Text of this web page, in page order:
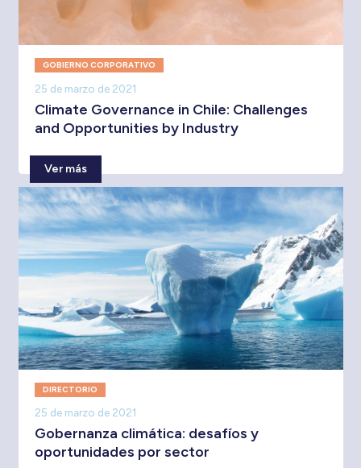
GOBIERNO CORPORATIVO
25 de marzo de 2021
Climate Governance in Chile: Challenges
and Opportunities by Industry
Ver más
DIRECTORIO
25 de marzo de 2021
Gobernanza climática: desafíos y
oportunidades por sector